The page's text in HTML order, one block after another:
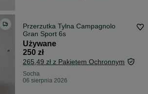
Przerzutka Tylna Campagnolo
Gran Sport 6s
Używane
250 zł
265,49 zł z Pakietem Ochronnym
Socha
06 sierpnia 2026